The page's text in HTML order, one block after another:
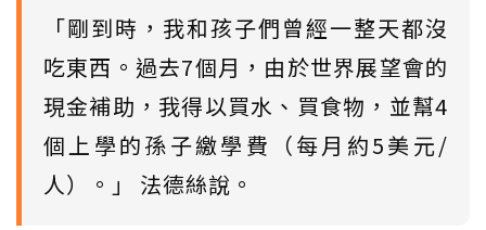
「剛到時，我和孩子們曾經一整天都沒
吃東西。過去7個月，由於世界展望會的
現金補助，我得以買水、買食物，並幫4
個上學的孫子繳學費（每月約5美元/
人）。」 法德絲說。